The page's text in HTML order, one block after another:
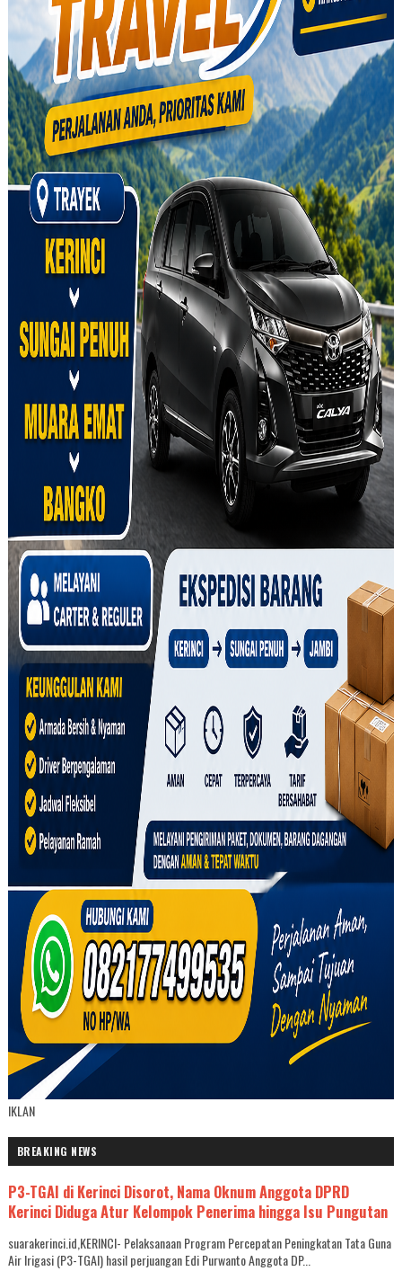
IKLAN
BREAKING NEWS
P3-TGAI di Kerinci Disorot, Nama Oknum Anggota DPRD
Kerinci Diduga Atur Kelompok Penerima hingga Isu Pungutan
suarakerinci.id,KERINCI- Pelaksanaan Program Percepatan Peningkatan Tata Guna
Air Irigasi (P3-TGAI) hasil perjuangan Edi Purwanto Anggota DP...